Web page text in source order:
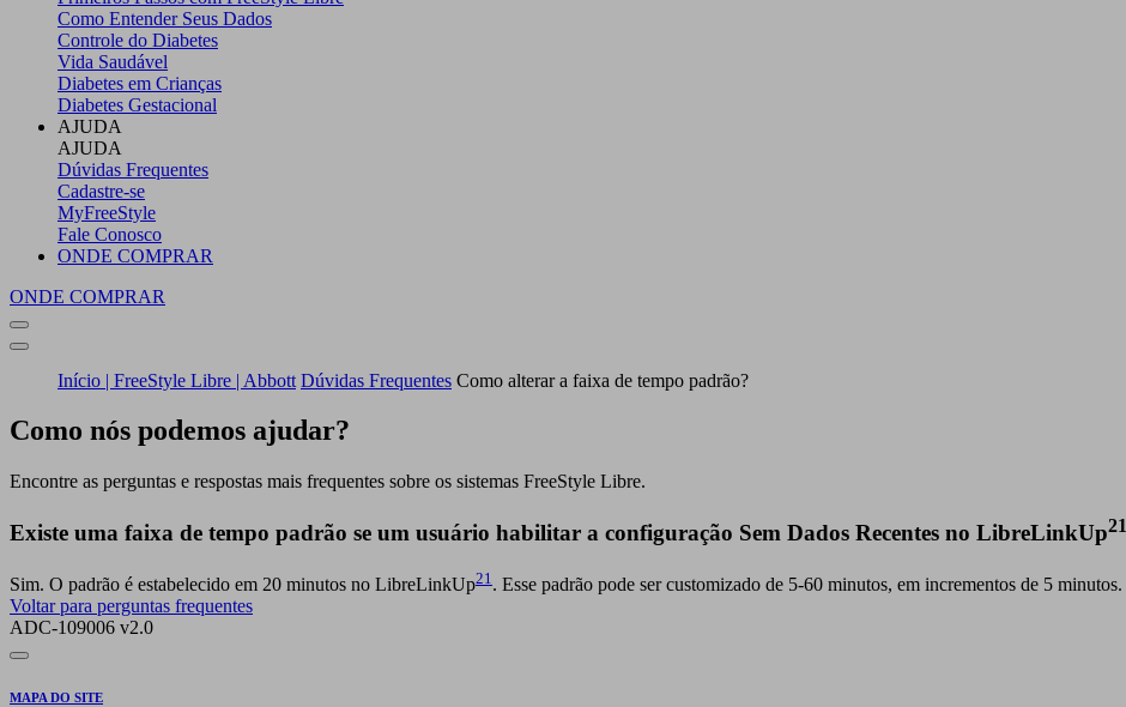
Como Entender Seus Dados
Controle do Diabetes
Vida Saudável
Diabetes em Crianças
Diabetes Gestacional
AJUDA
AJUDA
Dúvidas Frequentes
Cadastre-se
MyFreeStyle
Fale Conosco
ONDE COMPRAR
ONDE COMPRAR
Início | FreeStyle Libre | Abbott Dúvidas Frequentes Como alterar a faixa de tempo padrão?
Como nós podemos ajudar?
Encontre as perguntas e respostas mais frequentes sobre os sistemas FreeStyle Libre.
Existe uma faixa de tempo padrão se um usuário habilitar a configuração Sem Dados Recentes no LibreLinkUp21
Sim. O padrão é estabelecido em 20 minutos no LibreLinkUp21. Esse padrão pode ser customizado de 5-60 minutos, em incrementos de 5 minutos.
Voltar para perguntas frequentes
ADC-109006 v2.0
MAPA DO SITE